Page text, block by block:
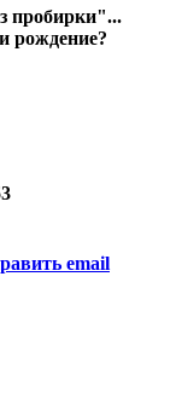
пробирки"...
рождение?
email